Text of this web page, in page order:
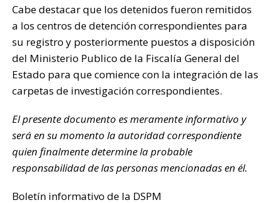
Cabe destacar que los detenidos fueron remitidos
a los centros de detención correspondientes para
su registro y posteriormente puestos a disposición
del Ministerio Publico de la Fiscalía General del
Estado para que comience con la integración de las
carpetas de investigación correspondientes.
El presente documento es meramente informativo y
será en su momento la autoridad correspondiente
quien finalmente determine la probable
responsabilidad de las personas mencionadas en él.
Boletín informativo de la DSPM